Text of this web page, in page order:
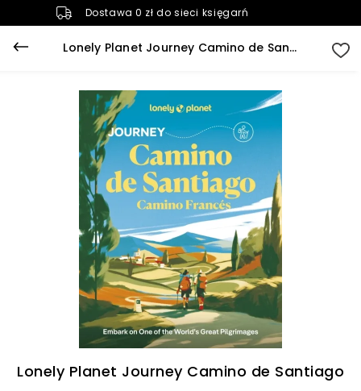
Dostawa 0 zł do sieci księgarń
Lonely Planet Journey Camino de Santiago
Lonely Planet Journey Camino de Santiago